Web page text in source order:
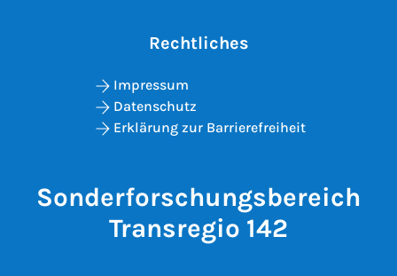
Sonderforschungsbereich
Transregio 142
Rechtliches
Impressum
Datenschutz
Erklärung zur Barrierefreiheit